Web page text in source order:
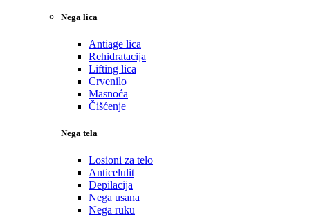
Nega lica
Antiage lica
Rehidratacija
Lifting lica
Crvenilo
Masnoća
Čišćenje
Nega tela
Losioni za telo
Anticelulit
Depilacija
Nega usana
Nega ruku